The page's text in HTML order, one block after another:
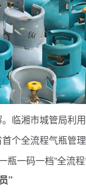
临湘市城管局利
个全流程气瓶管
瓶一码一档”全流
”